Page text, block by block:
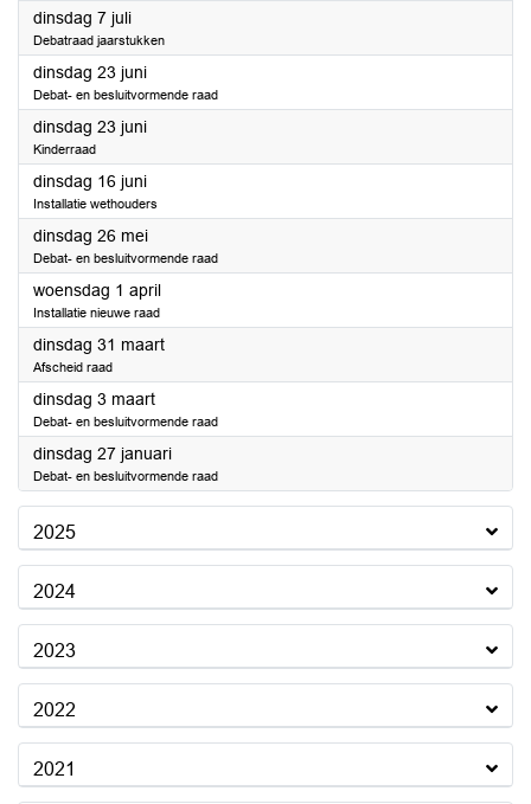
dinsdag 7 juli2026
Debatraad jaarstukken
dinsdag 23 juni2026
Debat- en besluitvormende raad
dinsdag 23 juni2026
Kinderraad
dinsdag 16 juni2026
Installatie wethouders
dinsdag 26 mei2026
Debat- en besluitvormende raad
woensdag 1 april2026
Installatie nieuwe raad
dinsdag 31 maart2026
Afscheid raad
dinsdag 3 maart2026
Debat- en besluitvormende raad
dinsdag 27 januari2026
Debat- en besluitvormende raad
2025
2024
2023
2022
2021